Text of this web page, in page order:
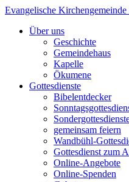
Evangelische
Über uns
Geschichte
Gemeindehaus
Kapelle
Ökumene
Gottesdienste
Bibelentdecker
gemeinsam feiern
Wandbühl-
Gottesdienst zum
Online-Angebote
Online-Spenden